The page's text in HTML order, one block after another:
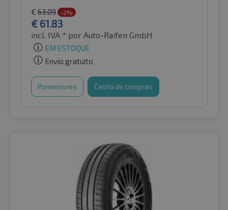
€ 63.09 -2%
€ 61.83
incl. IVA * por Auto-Raifen GmbH
EM ESTOQUE
Envio gratuito
Pormenores Cesto de compras